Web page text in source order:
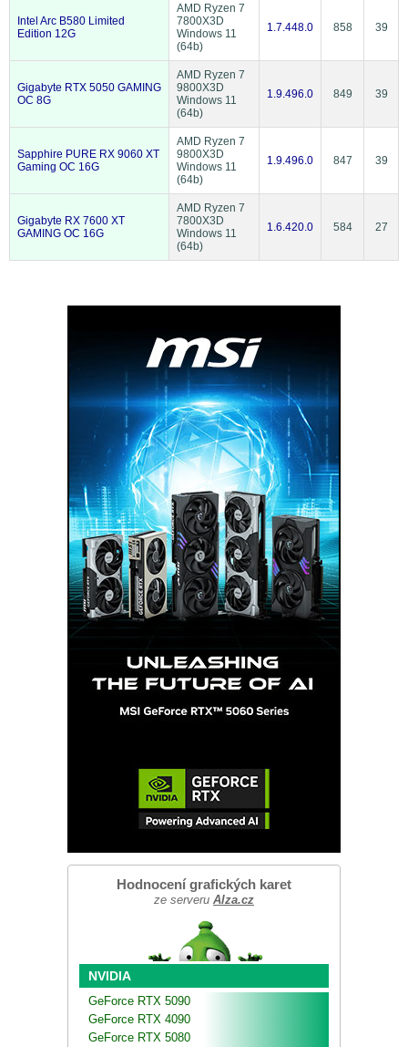
Intel Arc B580 Limited
Edition 12G
AMD Ryzen 7
7800X3D
Windows 11
(64b)
1.7.448.0 858 39
Gigabyte RTX 5050 GAMING
OC 8G
AMD Ryzen 7
9800X3D
Windows 11
(64b)
1.9.496.0 849 39
Sapphire PURE RX 9060 XT
Gaming OC 16G
AMD Ryzen 7
9800X3D
Windows 11
(64b)
1.9.496.0 847 39
Gigabyte RX 7600 XT
GAMING OC 16G
AMD Ryzen 7
7800X3D
Windows 11
(64b)
1.6.420.0 584 27
Hodnocení grafických karet
ze serveru Alza.cz
NVIDIA
GeForce RTX 5090
GeForce RTX 4090
GeForce RTX 5080